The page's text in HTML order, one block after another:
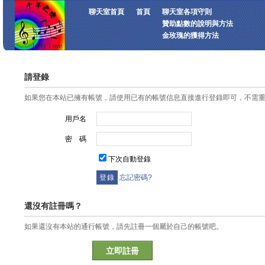
聊天室首頁 首頁
聊天室各項守則
贊助點數的說明與方法
金玫瑰的獲得方法
請登錄
如果您在本站已擁有帳號，請使用已有的帳號信息直接進行登錄即可，不需
用戶名
密 碼
下次自動登錄
忘記密碼?
還沒有註冊嗎？
如果還沒有本站的通行帳號，請先註冊一個屬於自己的帳號吧。
立即註冊